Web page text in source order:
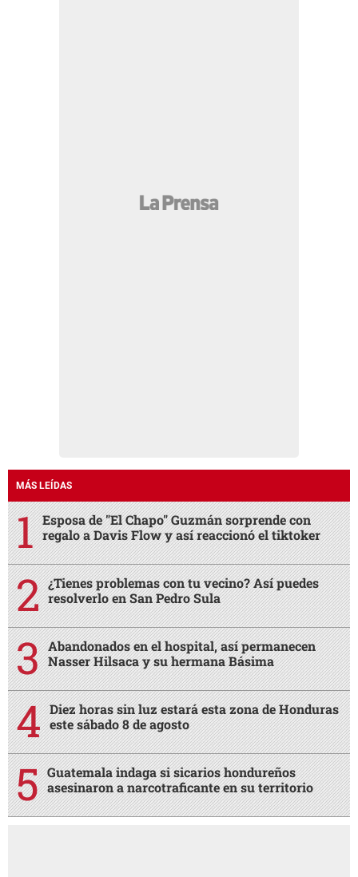
MÁS LEÍDAS
Esposa de "El Chapo" Guzmán sorprende con
regalo a Davis Flow y así reaccionó el tiktoker
¿Tienes problemas con tu vecino? Así puedes
resolverlo en San Pedro Sula
Abandonados en el hospital, así permanecen
Nasser Hilsaca y su hermana Básima
Diez horas sin luz estará esta zona de Honduras
este sábado 8 de agosto
Guatemala indaga si sicarios hondureños
asesinaron a narcotraficante en su territorio